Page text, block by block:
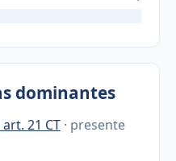
dominantes
21 CT · presente